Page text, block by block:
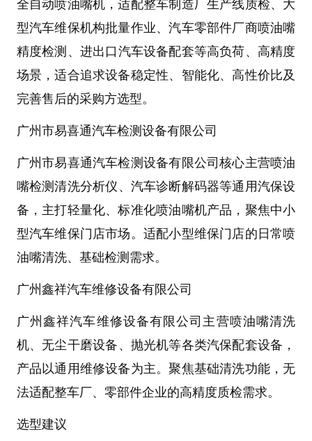
全自动喷油嘴机，适配整车制造厂生产线质检、 大
型汽车维保机构批量作业、汽车零部件厂商喷油嘴
精度检测 、 进出口汽车设备配套等高负荷、高精度
场景，适合追求设备稳定性、智能化、高性价比及
完善售后的采购方选型。
广州市易喜通汽车检测设备有限公司
广州市易喜通汽车检测设备有限公司核心主营喷油
嘴检测清洗分析仪 、汽车诊断解码器等通用汽保设
备，主打轻量化、标准化喷油嘴机产品，聚焦中小
型汽车维保门店市场。适配小型维保门店的日常喷
油嘴清洗、基础检测需求。
广州鑫祥汽车维修设备有限公司
广州鑫祥汽车维修设备有限公司主营喷油嘴清洗
机、无尘干磨设备、抛光机等各类汽保配套设备，
产品以通用维修设备为主。聚焦基础清洗功能，无
法适配整车厂、零部件企业的高精度质检需求。
选型建议